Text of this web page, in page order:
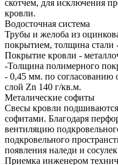
скотчем, для исключения
кровли.
Водосточная система
Трубы и желоба из
покрытием, толщина стали
Покрытие кровли -
-Толщина полимерного
- 0,45 мм. по
слой Zn 140 г/кв.м.
Металические софиты
Свесы кровли
софитами. Благодаря
вентиляцию
подкровельного
появления наледи и
Приемка инженером